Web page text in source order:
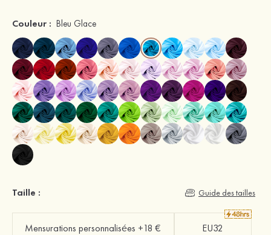
Couleur : Bleu Glace
Taille : Guide des tailles
Mensurations personnalisées +18 € EU32